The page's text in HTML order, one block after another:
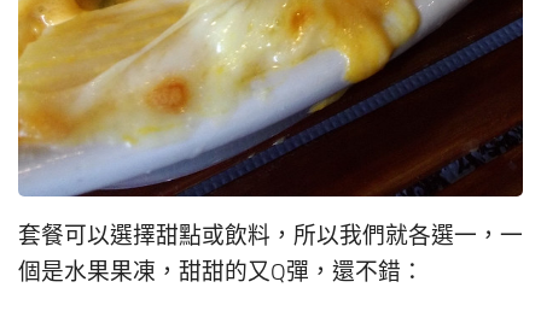
套餐可以選擇甜點或飲料，所以我們就各選一，一
個是水果果凍，甜甜的又Q彈，還不錯：